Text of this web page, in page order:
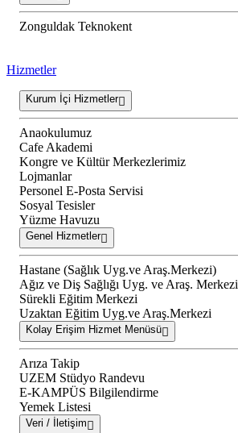
Zonguldak Teknokent
Hizmetler
Kurum İçi Hizmetler
Anaokulumuz
Cafe Akademi
Kongre ve Kültür Merkezlerimiz
Lojmanlar
Personel E-Posta Servisi
Sosyal Tesisler
Yüzme Havuzu
Genel Hizmetler
Hastane (Sağlık Uyg.ve Araş.Merkezi)
Ağız ve Diş Sağlığı Uyg. ve Araş. Merkezi
Sürekli Eğitim Merkezi
Uzaktan Eğitim Uyg.ve Araş.Merkezi
Kolay Erişim Hizmet Menüsü
Arıza Takip
UZEM Stüdyo Randevu
E-KAMPÜS Bilgilendirme
Yemek Listesi
Veri / İletişim